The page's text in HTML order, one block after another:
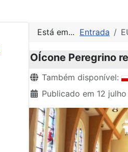
Está em... Entrada
OÍcone Peregrino
Detalhes
Também disponível:
Publicado em 12